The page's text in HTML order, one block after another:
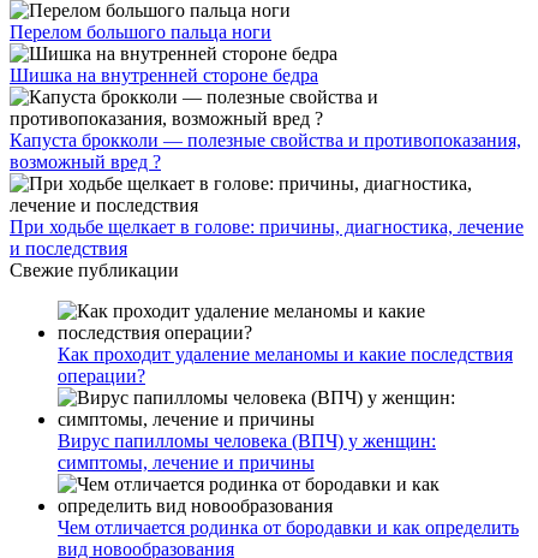
Перелом большого пальца ноги
Шишка на внутренней стороне бедра
Капуста брокколи — полезные свойства и противопоказания,
возможный вред ?
При ходьбе щелкает в голове: причины, диагностика, лечение
и последствия
Свежие публикации
Как проходит удаление меланомы и какие последствия
операции?
Вирус папилломы человека (ВПЧ) у женщин:
симптомы, лечение и причины
Чем отличается родинка от бородавки и как определить
вид новообразования